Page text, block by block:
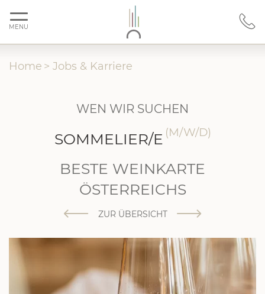
MENU
Home > Jobs & Karriere
WEN WIR SUCHEN
SOMMELIER/E (M/W/D)
BESTE WEINKARTE
ÖSTERREICHS
ZUR ÜBERSICHT